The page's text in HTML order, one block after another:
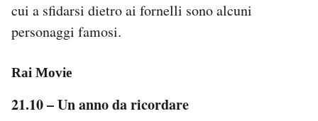
cui a sfidarsi dietro ai fornelli sono alcuni
personaggi famosi.
Rai Movie
21.10 – Un anno da ricordare